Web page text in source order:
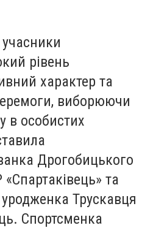
рівень
характер та
виборюючи
в особистих
Дрогобицького
та
Трускавця
Спортсменка